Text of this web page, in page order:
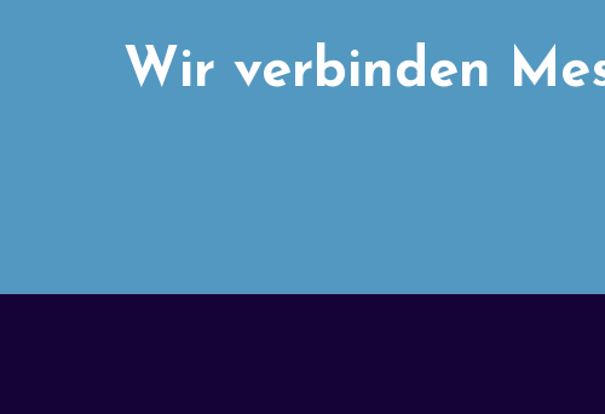
Wir verbinden